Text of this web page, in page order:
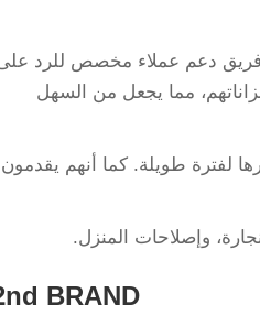
فريق دعم عملاء مخصص للرد
مما يجعل من السهل
لفترة طويلة. كما أنهم يقدمون
وإصلاحات المنزل.
BRAND